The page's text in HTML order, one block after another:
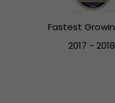
Fastest
2017 -